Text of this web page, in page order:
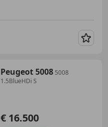
Peugeot 5008 5008
1.5BlueHDi S
€ 16.500